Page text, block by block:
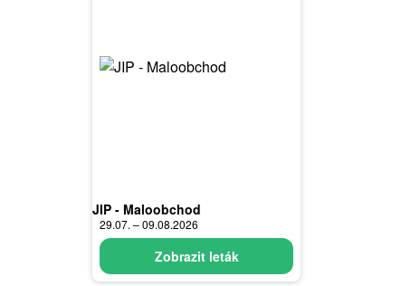
JIP - Maloobchod
29.07. – 09.08.2026
Zobrazit leták